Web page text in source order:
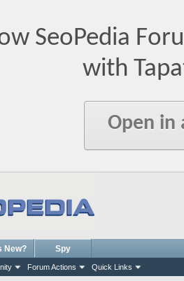
SeoPedia
with
Open in
Forum Actions Quick Links
New? Spy